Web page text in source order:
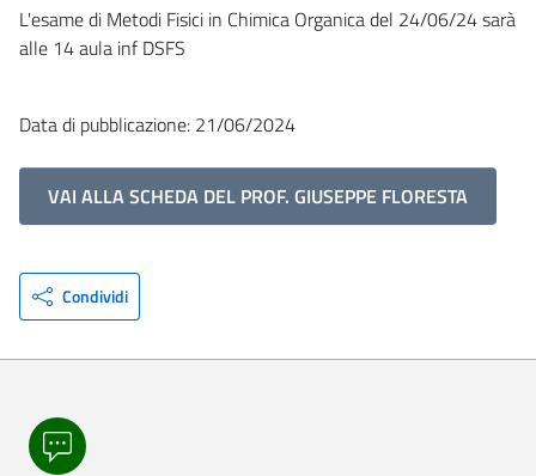
L'esame di Metodi Fisici in Chimica Organica del 24/06/24 sarà
alle 14 aula inf DSFS
Data di pubblicazione: 21/06/2024
VAI ALLA SCHEDA DEL PROF. GIUSEPPE FLORESTA
Condividi